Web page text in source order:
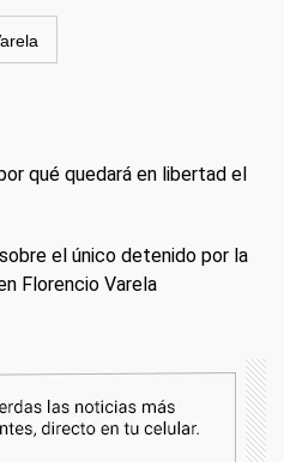
qué quedará en libertad el
el único detenido por la
Florencio Varela